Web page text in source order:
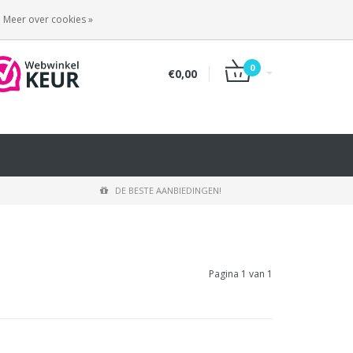
€0,00 0
DE BESTE AANBIEDINGEN!
Pagina 1 van 1
Meer over cookies »